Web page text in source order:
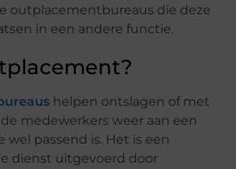
outplacementbureaus die deze
in een andere functie.
helpen ontslagen of met
medewerkers weer aan een
wel passend is. Het is een
dienst uitgevoerd door